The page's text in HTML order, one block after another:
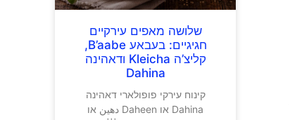
שלושה מאפים עירקיים
חגיגיים: בעבאע B’aabe,
קליצ’ה Kleicha ודאהינה
Dahina
קינוח עירקי פופולארי דאהינה
Dahina או Daheen دهين או